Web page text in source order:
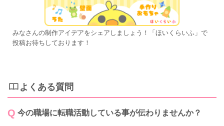
みなさんの制作アイデアをシェアしましょう！「ほいくらいふ」で
投稿お待ちしております！
よくある質問
今の職場に転職活動している事が伝わりませんか？